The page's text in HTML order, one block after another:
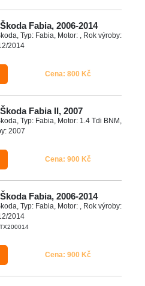
Fabia, 2006-2014
Typ: Fabia, Motor: , Rok výroby:
2014
Cena: 800 Kč
Fabia II, 2007
Typ: Fabia, Motor: 1.4 Tdi BNM,
2007
Cena: 900 Kč
Fabia, 2006-2014
Typ: Fabia, Motor: , Rok výroby:
2014
Cena: 900 Kč